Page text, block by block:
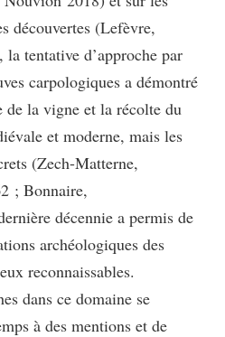
découvertes (Lefèvre,
tentative d’approche par
carpologiques a démontré
de la vigne et la récolte du
et moderne, mais les
(Zech-Matterne,
; Bonnaire,
décennie a permis de
archéologiques des
reconnaissables.
dans ce domaine se
à des mentions et de